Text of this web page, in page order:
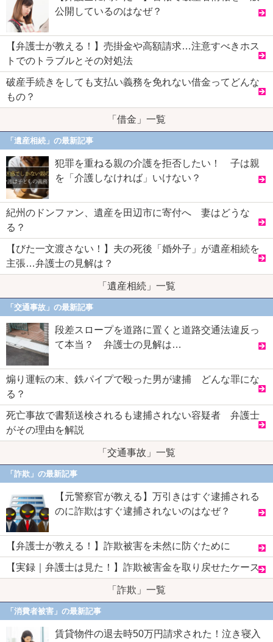
公開しているのはなぜ？
【弁護士が教える！】売掛金や高額請求…注意すべきホス
トでのトラブルとその対処法
破産手続きをしても支払い義務を免れない借金ってどんな
もの？
「借金」一覧
「遺産相続」の最新記事
犯罪を重ねる親の介護を拒否したい！ 子は親
を「介護しなければ」いけない？
紀州のドンファン、遺産を田辺市に寄付へ 妻はどうな
る？
【びた一文渡さない！】夫の死後「婚外子」が遺産相続を
主張…弁護士の見解は？
「遺産相続」一覧
「交通事故」の最新記事
段差スロープを道路に置くと道路交通法違反っ
て本当？ 弁護士の見解は…
煽り運転の末、鉄パイプで殴った男が逮捕 どんな罪にな
る？
死亡事故で書類送検されるも逮捕されない容疑者 弁護士
がその理由を解説
「交通事故」一覧
「詐欺」の最新記事
【元警察官が教える】万引きはすぐ逮捕される
のに詐欺はすぐ逮捕されないのはなぜ？
【弁護士が教える！】詐欺被害を未然に防ぐために
【実録｜弁護士は見た！】詐欺被害金を取り戻せたケース
「詐欺」一覧
「消費者被害」の最新記事
賃貸物件の退去時50万円請求された！泣き寝入